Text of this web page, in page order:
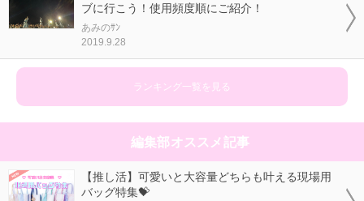
ブに行こう！使用頻度順にご紹介！
あみのｻﾝ
2019.9.28
ランキング一覧を見る
編集部オススメ記事
【推し活】可愛いと大容量どちらも叶える現場用
バッグ特集💝